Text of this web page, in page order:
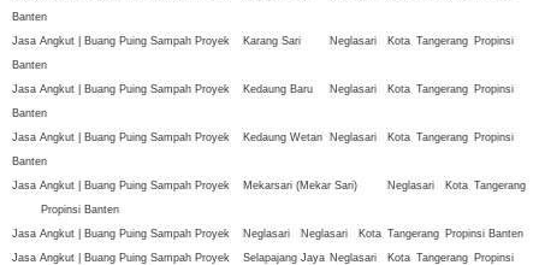
Banten
Jasa Angkut | Buang Puing Sampah Proyek
Karang Sari Neglasari Kota Tangerang Propinsi
Banten
Jasa Angkut | Buang Puing Sampah Proyek
Kedaung Baru Neglasari Kota Tangerang Propinsi
Banten
Jasa Angkut | Buang Puing Sampah Proyek
Kedaung Wetan Neglasari Kota Tangerang Propinsi
Banten
Jasa Angkut | Buang Puing Sampah Proyek
Mekarsari (Mekar Sari) Neglasari Kota Tangerang
Propinsi Banten
Jasa Angkut | Buang Puing Sampah Proyek
Neglasari Neglasari Kota Tangerang Propinsi Banten
Jasa Angkut | Buang Puing Sampah Proyek
Selapajang Jaya Neglasari Kota Tangerang Propinsi